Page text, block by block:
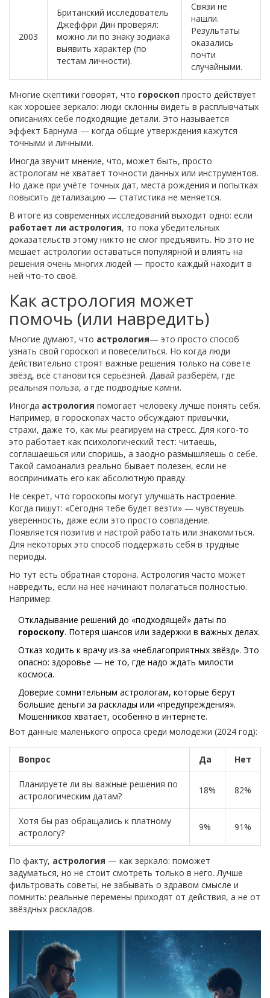
2003
Британский исследователь
Джеффри Дин проверял:
можно ли по знаку зодиака
выявить характер (по
тестам личности).
Связи не
нашли.
Результаты
оказались
почти
случайными.
Многие скептики говорят, что гороскоп просто действует
как хорошее зеркало: люди склонны видеть в расплывчатых
описаниях себе подходящие детали. Это называется
эффект Барнума — когда общие утверждения кажутся
точными и личными.
Иногда звучит мнение, что, может быть, просто
астрологам не хватает точности данных или инструментов.
Но даже при учёте точных дат, места рождения и попытках
повысить детализацию — статистика не меняется.
В итоге из современных исследований выходит одно: если
работает ли астрология, то пока убедительных
доказательств этому никто не смог предъявить. Но это не
мешает астрологии оставаться популярной и влиять на
решения очень многих людей — просто каждый находит в
ней что-то своё.
Как астрология может
помочь (или навредить)
Многие думают, что астрология— это просто способ
узнать свой гороскоп и повеселиться. Но когда люди
действительно строят важные решения только на совете
звёзд, всё становится серьёзней. Давай разберём, где
реальная польза, а где подводные камни.
Иногда астрология помогает человеку лучше понять себя.
Например, в гороскопах часто обсуждают привычки,
страхи, даже то, как мы реагируем на стресс. Для кого-то
это работает как психологический тест: читаешь,
соглашаешься или споришь, а заодно размышляешь о себе.
Такой самоанализ реально бывает полезен, если не
воспринимать его как абсолютную правду.
Не секрет, что гороскопы могут улучшать настроение.
Когда пишут: «Сегодня тебе будет везти» — чувствуешь
уверенность, даже если это просто совпадение.
Появляется позитив и настрой работать или знакомиться.
Для некоторых это способ поддержать себя в трудные
периоды.
Но тут есть обратная сторона. Астрология часто может
навредить, если на неё начинают полагаться полностью.
Например:
Откладывание решений до «подходящей» даты по
гороскопу. Потеря шансов или задержки в важных делах.
Отказ ходить к врачу из-за «неблагоприятных звёзд». Это
опасно: здоровье — не то, где надо ждать милости
космоса.
Доверие сомнительным астрологам, которые берут
большие деньги за расклады или «предупреждения».
Мошенников хватает, особенно в интернете.
Вот данные маленького опроса среди молодёжи (2024 год):
Вопрос Да Нет
Планируете ли вы важные решения по
астрологическим датам?
18% 82%
Хотя бы раз обращались к платному
астрологу?
9% 91%
По факту, астрология — как зеркало: поможет
задуматься, но не стоит смотреть только в него. Лучше
фильтровать советы, не забывать о здравом смысле и
помнить: реальные перемены приходят от действия, а не от
звёздных раскладов.